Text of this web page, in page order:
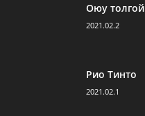
Оюу толгой
2021.02.2
Рио Тинто
2021.02.1